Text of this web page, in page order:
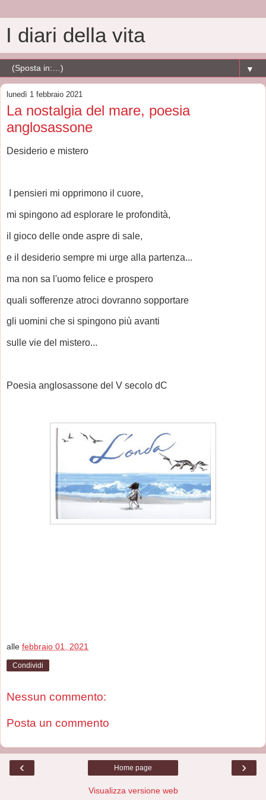
I diari della vita
▼
lunedì 1 febbraio 2021
La nostalgia del mare, poesia
anglosassone
Desiderio e mistero
I pensieri mi opprimono il cuore,
mi spingono ad esplorare le profondità,
il gioco delle onde aspre di sale,
e il desiderio sempre mi urge alla partenza...
ma non sa l'uomo felice e prospero
quali sofferenze atroci dovranno sopportare
gli uomini che si spingono più avanti
sulle vie del mistero...
Poesia anglosassone del V secolo dC
alle febbraio 01, 2021
Condividi
Nessun commento:
Posta un commento
‹ ›
Home page
Visualizza versione web